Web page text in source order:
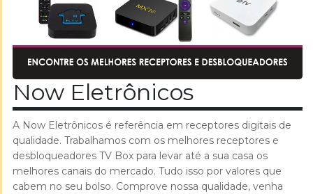
Now Eletrônicos
A Now Eletrônicos é referência em receptores digitais de
qualidade. Trabalhamos com os melhores receptores e
desbloqueadores TV Box para levar até a sua casa os
melhores canais do mercado. Tudo isso por valores que
cabem no seu bolso. Comprove nossa qualidade, venha